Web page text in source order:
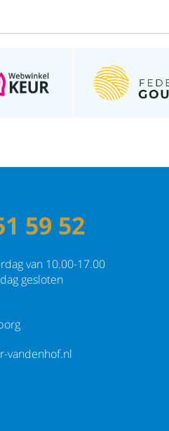
59 52
van 10.00-17.00
gesloten
vandenhof.nl